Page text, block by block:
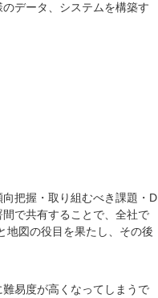
データ、システムを構築す
把握・取り組むべき課題・D
で共有することで、全社で
地図の役目を果たし、その後
易度が高くなってしまうで